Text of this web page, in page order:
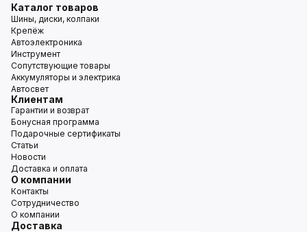
Каталог товаров
Шины, диски, колпаки
Крепёж
Автоэлектроника
Инструмент
Сопутствующие товары
Аккумуляторы и электрика
Автосвет
Клиентам
Гарантии и возврат
Бонусная программа
Подарочные сертификаты
Статьи
Новости
Доставка и оплата
О компании
Контакты
Сотрудничество
О компании
Доставка